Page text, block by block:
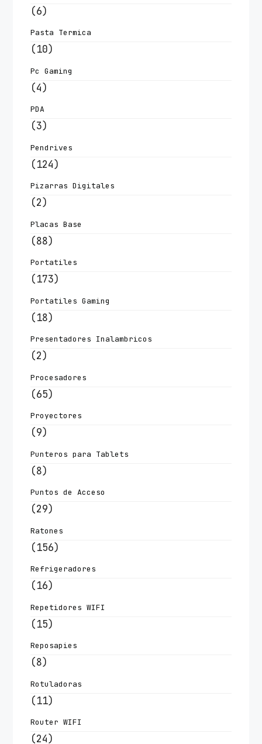
(6)
Pasta Termica
(10)
Pc Gaming
(4)
PDA
(3)
Pendrives
(124)
Pizarras Digitales
(2)
Placas Base
(88)
Portatiles
(173)
Portatiles Gaming
(18)
Presentadores Inalambricos
(2)
Procesadores
(65)
Proyectores
(9)
Punteros para Tablets
(8)
Puntos de Acceso
(29)
Ratones
(156)
Refrigeradores
(16)
Repetidores WIFI
(15)
Reposapies
(8)
Rotuladoras
(11)
Router WIFI
(24)